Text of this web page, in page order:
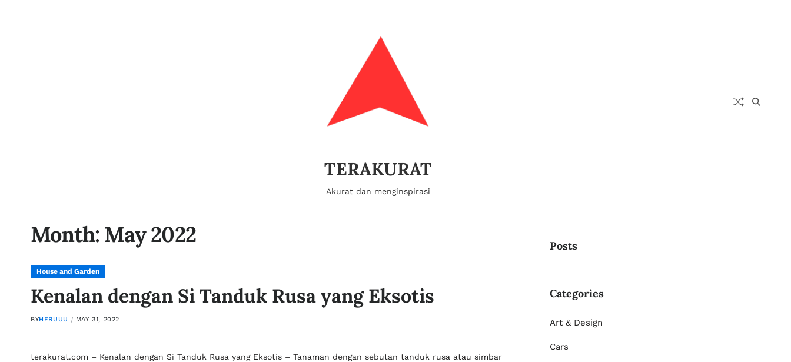
TERAKURAT
Akurat dan menginspirasi
Month: May 2022
House and Garden
Kenalan dengan Si Tanduk Rusa yang Eksotis
BYHERUUU MAY 31, 2022
terakurat.com – Kenalan dengan Si Tanduk Rusa yang Eksotis – Tanaman dengan sebutan tanduk rusa atau simbar
Posts
Categories
Art & Design
Cars